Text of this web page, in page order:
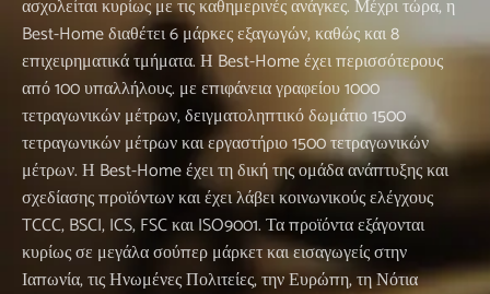
ασχολείται κυρίως με τις καθημερινές ανάγκες. Μέχρι τώρα, η
Best-Home διαθέτει 6 μάρκες εξαγωγών, καθώς και 8
επιχειρηματικά τμήματα. Η Best-Home έχει περισσότερους
από 100 υπαλλήλους. με επιφάνεια γραφείου 1000
τετραγωνικών μέτρων, δειγματοληπτικό δωμάτιο 1500
τετραγωνικών μέτρων και εργαστήριο 1500 τετραγωνικών
μέτρων. Η Best-Home έχει τη δική της ομάδα ανάπτυξης και
σχεδίασης προϊόντων και έχει λάβει κοινωνικούς ελέγχους
TCCC, BSCI, ICS, FSC και ISO9001. Τα προϊόντα εξάγονται
κυρίως σε μεγάλα σούπερ μάρκετ και εισαγωγείς στην
Ιαπωνία, τις Ηνωμένες Πολιτείες, την Ευρώπη, τη Νότια